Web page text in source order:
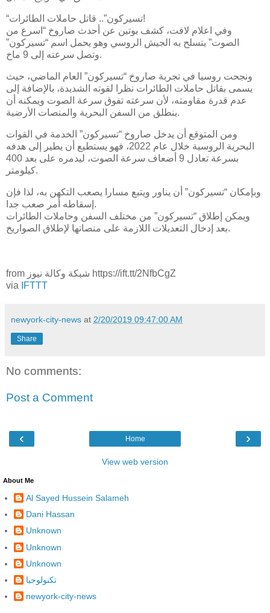
“تسيركون”.. قاتل حاملات الطائرات!
وفي اعلام لافت، كشف بوتين عن أحدث صاروخ “اسرع من
الصوت” يتسلح به الجيش الروسي وهو يحمل اسم “تسيركون”
وتصل سرعته إلى 9 ماخ.
ونجحت روسيا في تجربة صاروخ “تسيركون” العام الماضي، حيث
يسمى بقاتل حاملات الطائرات نظرا لقوته الشديدة، بالإضافة إلى
عدم قدرة مقاومته، لأن سرعته تفوق سرعة الصوت ويمكنه أن
ينطلق من السفن البحرية والمنصات الأرضية.
ومن المتوقع أن يدخل صاروخ “تسيركون” الخدمة في القوات
البحرية الروسية خلال عام 2022، فهو يستطيع أن يطير إلى هدفه
بسرعة تعادل 9 أضعاف سرعة الصوت، ليدمره على بعد 400
كيلومتر.
وبإمكان “تسيركون” أن يناور ويتبع مسارا يصعب التكهن به، لذا فإن
إسقاطه أمر صعب جدا.
ويمكن إطلاق “تسيركون” من مختلف السفن وحاملات الطائرات
بعد إدخال التعديلات اللازمة على منصاتها لإطلاق الصواريخ.
from شبكة وكالة نيوز https://ift.tt/2NfbCgZ
via
IFTTT
newyork-city-news at 2/20/2019 09:47:00 AM
Share
No comments:
Post a Comment
‹ ›
Home
View web version
About Me
Al Sayed Hussein Salameh
Dani Hassan
Unknown
Unknown
Unknown
تكنولوجيا
newyork-city-news